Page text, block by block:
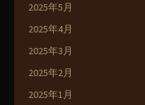
2025年5月
2025年4月
2025年3月
2025年2月
2025年1月